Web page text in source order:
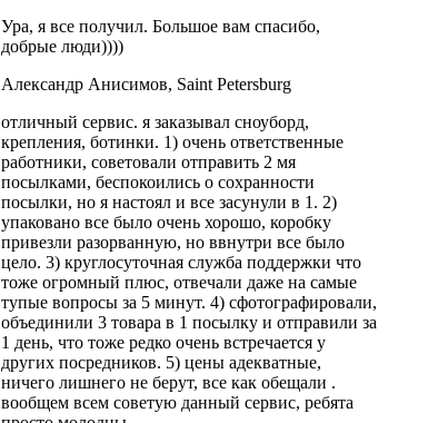
Ура, я все получил. Большое вам спасибо,
добрые люди))))
Александр Анисимов, Saint Petersburg
отличный сервис. я заказывал сноуборд,
крепления, ботинки. 1) очень ответственные
работники, советовали отправить 2 мя
посылками, беспокоились о сохранности
посылки, но я настоял и все засунули в 1. 2)
упаковано все было очень хорошо, коробку
привезли разорванную, но ввнутри все было
цело. 3) круглосуточная служба поддержки что
тоже огромный плюс, отвечали даже на самые
тупые вопросы за 5 минут. 4) сфотографировали,
объединили 3 товара в 1 посылку и отправили за
1 день, что тоже редко очень встречается у
других посредников. 5) цены адекватные,
ничего лишнего не берут, все как обещали .
вообщем всем советую данный сервис, ребята